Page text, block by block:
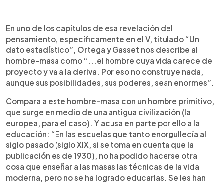
En uno de los capítulos de esa revelación del
pensamiento, específicamente en el V, titulado “Un
dato estadístico”, Ortega y Gasset nos describe al
hombre-masa como “...el hombre cuya vida carece de
proyecto y va a la deriva. Por eso no construye nada,
aunque sus posibilidades, sus poderes, sean enormes”.
Compara a este hombre-masa con un hombre primitivo,
que surge en medio de una antigua civilización (la
europea, para el caso). Y acusa en parte por ello a la
educación: “En las escuelas que tanto enorgullecía al
siglo pasado (siglo XIX, si se toma en cuenta que la
publicación es de 1930), no ha podido hacerse otra
cosa que enseñar a las masas las técnicas de la vida
moderna, pero no se ha logrado educarlas. Se les han